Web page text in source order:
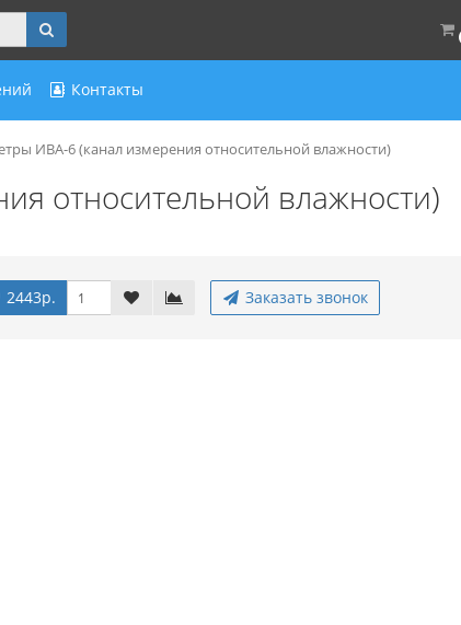
Контакты
ИВА-6 (канал измерения относительной влажности)
относительной влажности)
2443р. Заказать звонок